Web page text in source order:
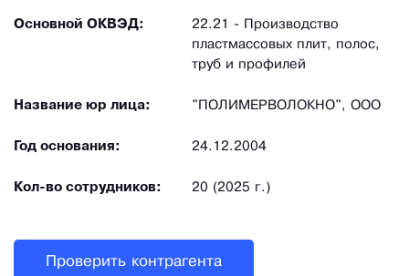
Основной ОКВЭД:
22.21 - Производство
пластмассовых плит, полос,
труб и профилей
Название юр лица: "ПОЛИМЕРВОЛОКНО", ООО
Год основания: 24.12.2004
Кол-во сотрудников: 20 (2025 г.)
Проверить контрагента